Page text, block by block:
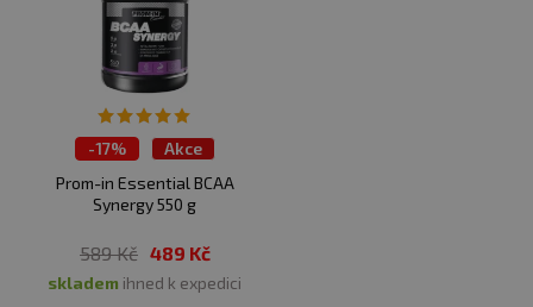
-17%
Akce
Prom-in Essential BCAA
Synergy 550 g
589 Kč 489 Kč
skladem ihned k expedici